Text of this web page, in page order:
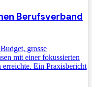
Berufsverband
grosse
mit einer fokussierten
Ein Praxisbericht